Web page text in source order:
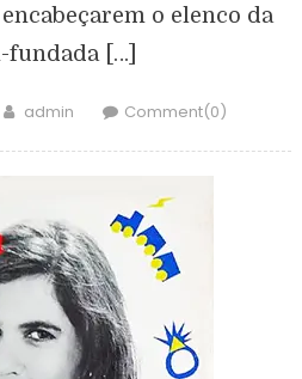
o elenco da
fundada […]
admin Comment(0)